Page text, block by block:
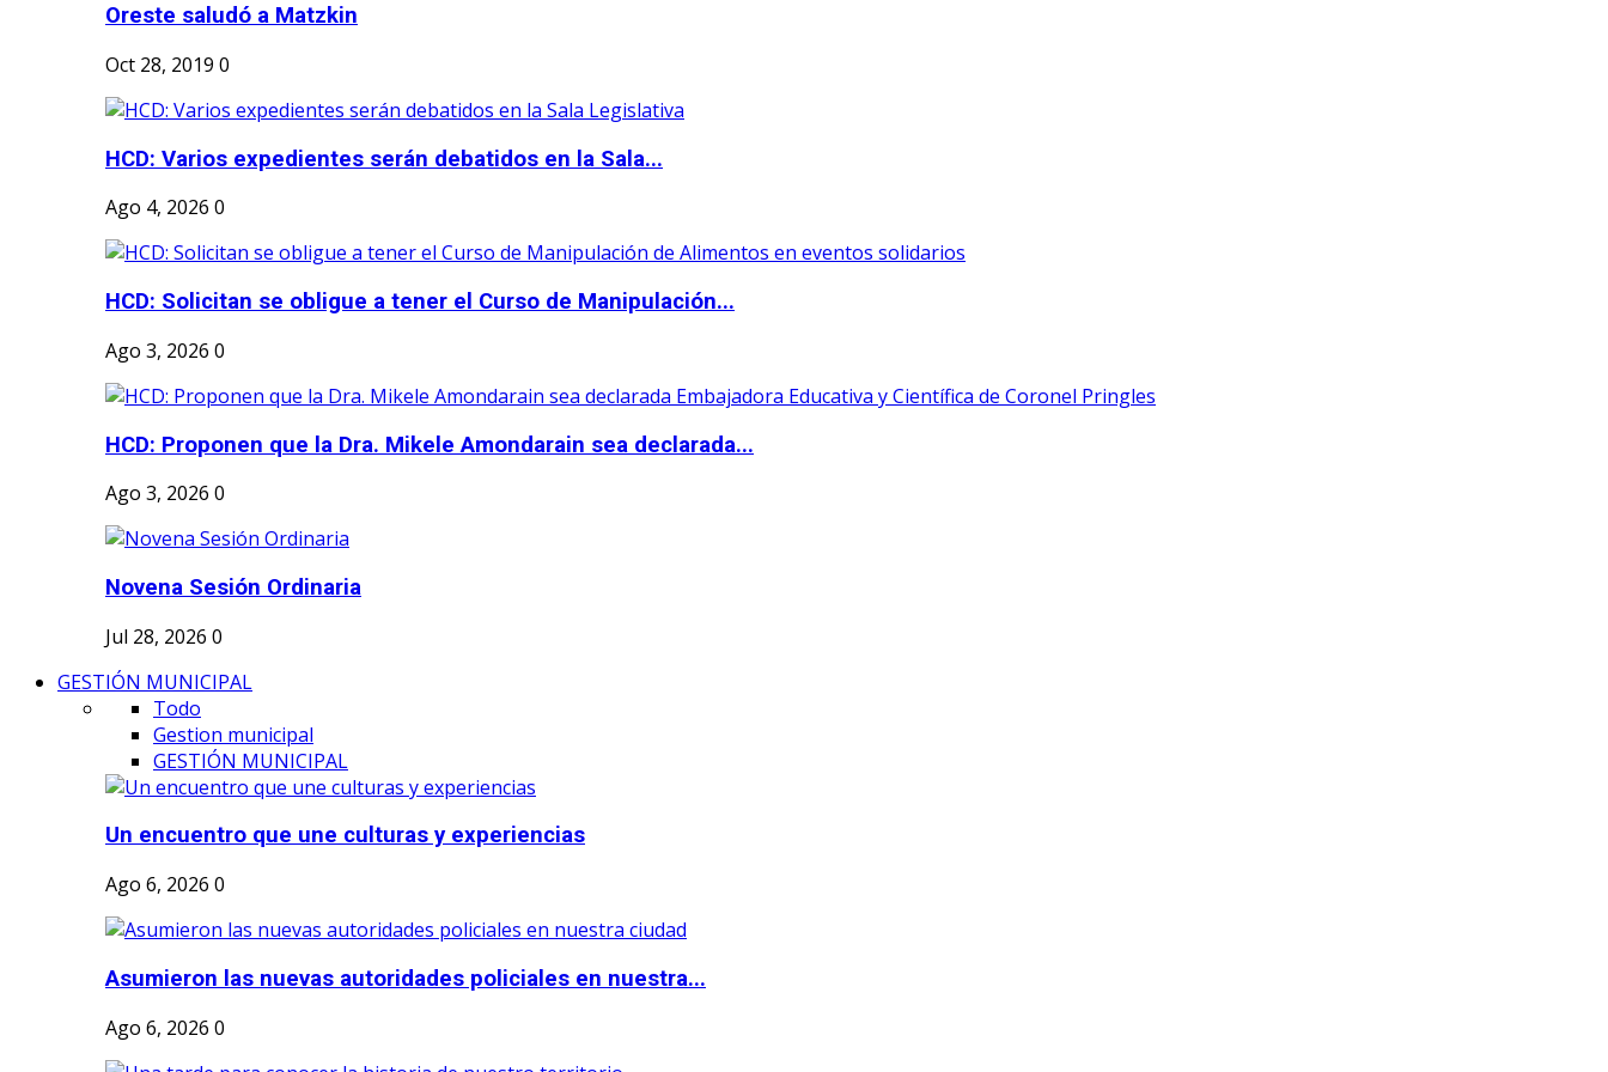
Oreste saludó a Matzkin
Oct 28, 2019 0
HCD: Varios expedientes serán debatidos en la Sala...
Ago 4, 2026 0
HCD: Solicitan se obligue a tener el Curso de Manipulación...
Ago 3, 2026 0
HCD: Proponen que la Dra. Mikele Amondarain sea declarada...
Ago 3, 2026 0
Novena Sesión Ordinaria
Jul 28, 2026 0
GESTIÓN MUNICIPAL
Todo
Gestion municipal
GESTIÓN MUNICIPAL
Un encuentro que une culturas y experiencias
Ago 6, 2026 0
Asumieron las nuevas autoridades policiales en nuestra...
Ago 6, 2026 0